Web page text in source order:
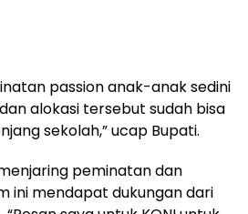
passion anak-anak sedini
alokasi tersebut sudah bisa
sekolah,” ucap Bupati.
peminatan dan
ini mendapat dukungan dari